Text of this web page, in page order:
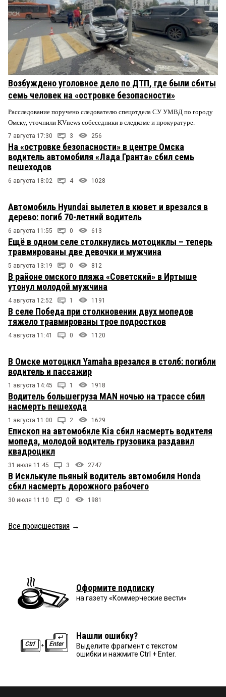
Возбуждено уголовное дело по ДТП, где были сбиты
семь человек на «островке безопасности»
Расследование поручено следователю спецотдела СУ УМВД по городу
Омску, уточнили KVnews собеседники в следкоме и прокуратуре.
7 августа 17:30 3 256
На «островке безопасности» в центре Омска
водитель автомобиля «Лада Гранта» сбил семь
пешеходов
6 августа 18:02 4 1028
Автомобиль Hyundai вылетел в кювет и врезался в
дерево: погиб 70-летний водитель
6 августа 11:55 0 613
Ещё в одном селе столкнулись мотоциклы – теперь
травмированы две девочки и мужчина
5 августа 13:19 0 812
В районе омского пляжа «Советский» в Иртыше
утонул молодой мужчина
4 августа 12:52 1 1191
В селе Победа при столкновении двух мопедов
тяжело травмированы трое подростков
4 августа 11:41 0 1120
В Омске мотоцикл Yamaha врезался в столб: погибли
водитель и пассажир
1 августа 14:45 1 1918
Водитель большегруза MAN ночью на трассе сбил
насмерть пешехода
1 августа 11:00 2 1629
Епископ на автомобиле Kia сбил насмерть водителя
мопеда, молодой водитель грузовика раздавил
квадроцикл
31 июля 11:45 3 2747
В Исилькуле пьяный водитель автомобиля Honda
сбил насмерть дорожного рабочего
30 июля 11:10 0 1981
Все происшествия →
Оформите подписку
на газету «Коммерческие вести»
Нашли ошибку?
Выделите фрагмент с текстом
ошибки и нажмите Ctrl + Enter.